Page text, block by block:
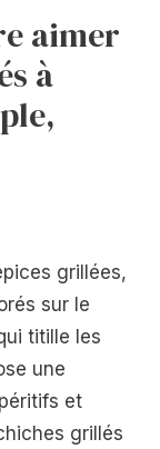
aimer
à
grillées,
sur le
titille les
une
et
grillés